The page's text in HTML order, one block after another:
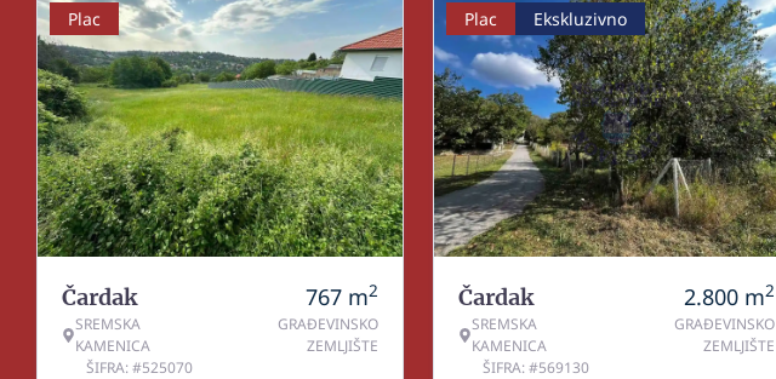
Plac
Čardak
SREMSKA
KAMENICA
ŠIFRA: #525070
767 m2
GRAĐEVINSKO
ZEMLJIŠTE
Plac Ekskluzivno
Čardak
SREMSKA
KAMENICA
ŠIFRA: #569130
2.800 m2
GRAĐEVINSKO
ZEMLJIŠTE